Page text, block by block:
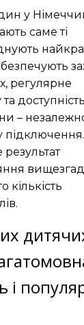
у
саме ті
регулярне
–
підключення.
кількість
і